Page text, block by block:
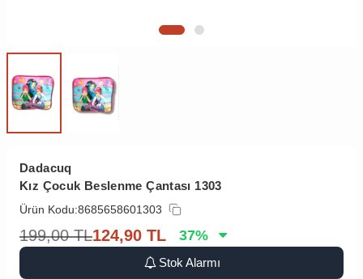
Dadacuq
Kız Çocuk Beslenme Çantası 1303
Ürün Kodu:8685658601303
199,00 TL124,90 TL 37%
Stok Alarmı